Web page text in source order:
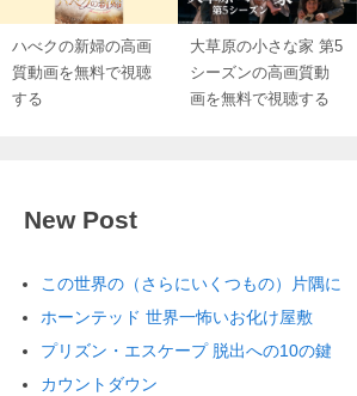
ハべクの新婦の高画
質動画を無料で視聴
する
大草原の小さな家 第5
シーズンの高画質動
画を無料で視聴する
New Post
この世界の（さらにいくつもの）片隅に
ホーンテッド 世界一怖いお化け屋敷
プリズン・エスケープ 脱出への10の鍵
カウントダウン